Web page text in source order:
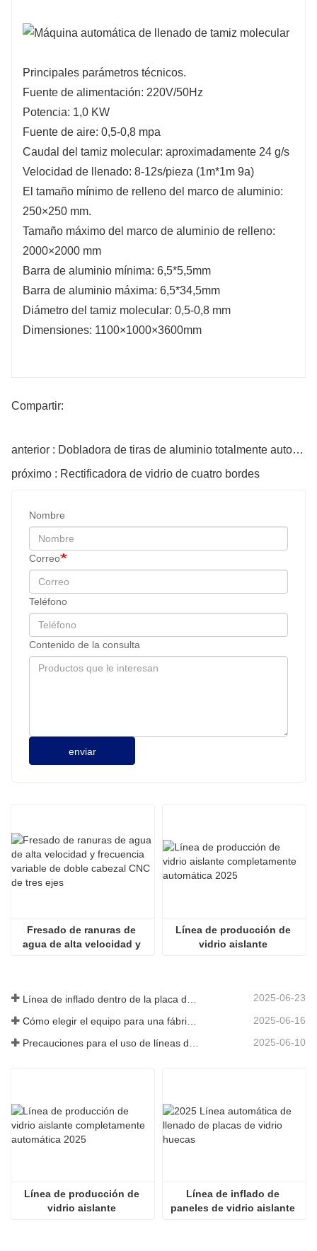
Principales parámetros técnicos.
Fuente de alimentación: 220V/50Hz
Potencia: 1,0 KW
Fuente de aire: 0,5-0,8 mpa
Caudal del tamiz molecular: aproximadamente 24 g/s
Velocidad de llenado: 8-12s/pieza (1m*1m 9a)
El tamaño mínimo de relleno del marco de aluminio:
250×250 mm.
Tamaño máximo del marco de aluminio de relleno:
2000×2000 mm
Barra de aluminio mínima: 6,5*5,5mm
Barra de aluminio máxima: 6,5*34,5mm
Diámetro del tamiz molecular: 0,5-0,8 mm
Dimensiones: 1100×1000×3600mm
Compartir:
anterior : Dobladora de tiras de aluminio totalmente automática
próximo : Rectificadora de vidrio de cuatro bordes
Nombre
Correo
Teléfono
Contenido de la consulta
enviar
Fresado de ranuras de
agua de alta velocidad y
Línea de producción de
vidrio aislante
2025-06-23
2025-06-16
Precauciones para el uso de líneas de producción de vidrio aislante totalmente automáticas en verano 2025-06-10
Línea de producción de
vidrio aislante
Línea de inflado de
paneles de vidrio aislante